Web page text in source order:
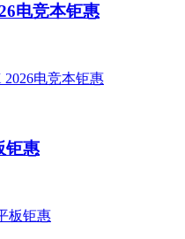
电竞本钜惠
钜惠